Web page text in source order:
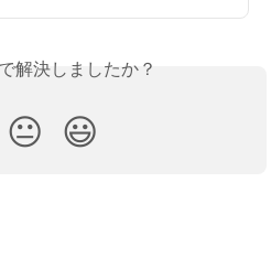
解決しましたか？
😐 😃